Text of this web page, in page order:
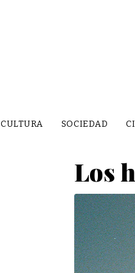
CULTURA SOCIEDAD
Los